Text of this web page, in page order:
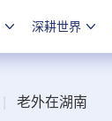
深耕世界
老外在湖南